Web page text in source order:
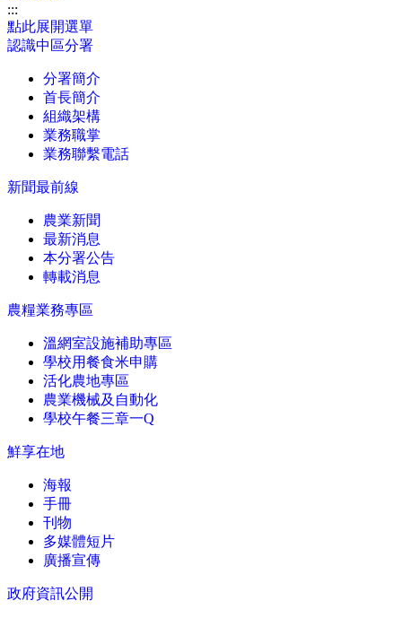
:::
點此展開選單
認識中區分署
分署簡介
首長簡介
組織架構
業務職掌
業務聯繫電話
新聞最前線
農業新聞
最新消息
本分署公告
轉載消息
農糧業務專區
溫網室設施補助專區
學校用餐食米申購
活化農地專區
農業機械及自動化
學校午餐三章一Q
鮮享在地
海報
手冊
刊物
多媒體短片
廣播宣傳
政府資訊公開